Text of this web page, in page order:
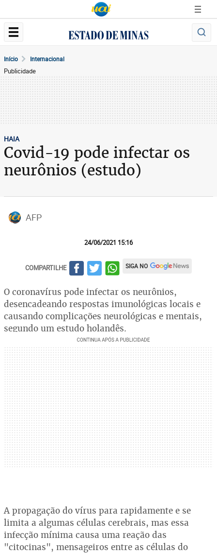
Início Internacional
Publicidade
HAIA
Covid-19 pode infectar os
neurônios (estudo)
AFP
24/06/2021 15:16
COMPARTILHE SIGA NO
O coronavírus pode infectar os neurônios,
desencadeando respostas imunológicas locais e
causando complicações neurológicas e mentais,
segundo um estudo holandês.
A propagação do vírus para rapidamente e se
limita a algumas células cerebrais, mas essa
infecção mínima causa uma reação das
"citocinas", mensageiros entre as células do